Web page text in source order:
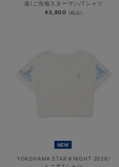
道/ご当地スターマン/Tシャツ
¥3,800 (税込)
NEW
YOKOHAMA STAR☆NIGHT 2026/